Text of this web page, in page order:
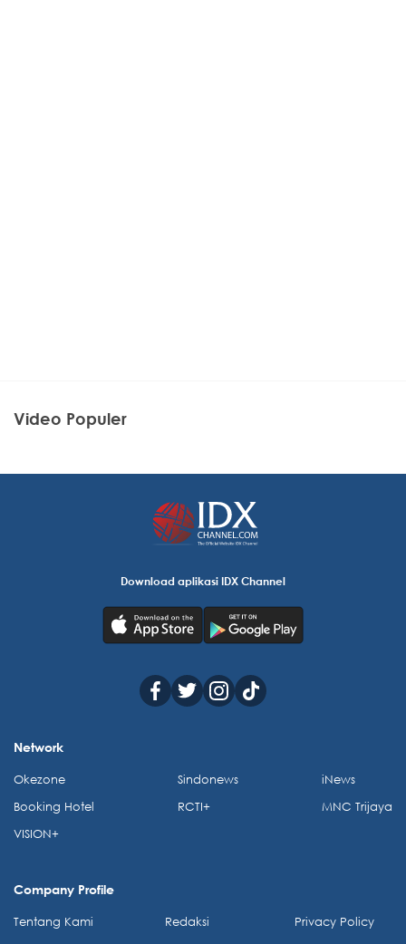
Video Populer
Download aplikasi IDX Channel
Network
Okezone
Booking Hotel
VISION+
Sindonews
RCTI+
iNews
MNC Trijaya
Company Profile
Tentang Kami
Redaksi
Privacy Policy